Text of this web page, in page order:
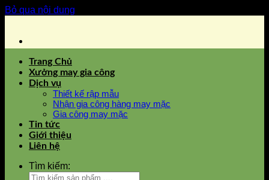
Bỏ qua nội dung
Trang Chủ
Xưởng may gia công
Dịch vụ
Thiết kế rập mẫu
Nhận gia công hàng may mặc
Gia công may mặc
Tin tức
Giới thiệu
Liên hệ
Tìm kiếm: